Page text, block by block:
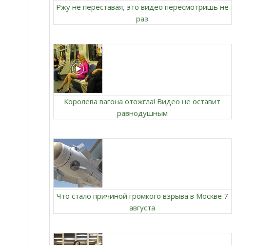
Ржу не переставая, это видео пересмотришь не
раз
Королева вагона отожгла! Видео не оставит
равнодушным
Что стало причиной громкого взрыва в Москве 7
августа